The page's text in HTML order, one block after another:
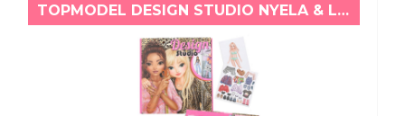
TOPMODEL DESIGN STUDIO NYELA & LOUISE